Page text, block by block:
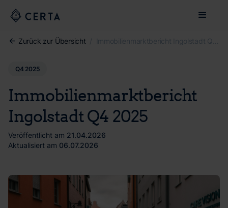
Zurück zur Übersicht /
Q4 2025
Immobilienmarktbericht
Ingolstadt Q4 2025
Veröffentlicht am 21.04.2026
Aktualisiert am 06.07.2026